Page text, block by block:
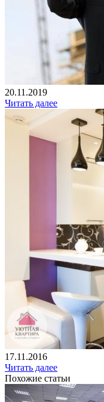
20.11.2019
Читать далее
17.11.2016
Читать далее
Похожие статьи